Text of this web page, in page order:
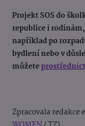
Projekt SOS do
republice i
například po
bydlení nebo v
můžete
Zpracovala redakce